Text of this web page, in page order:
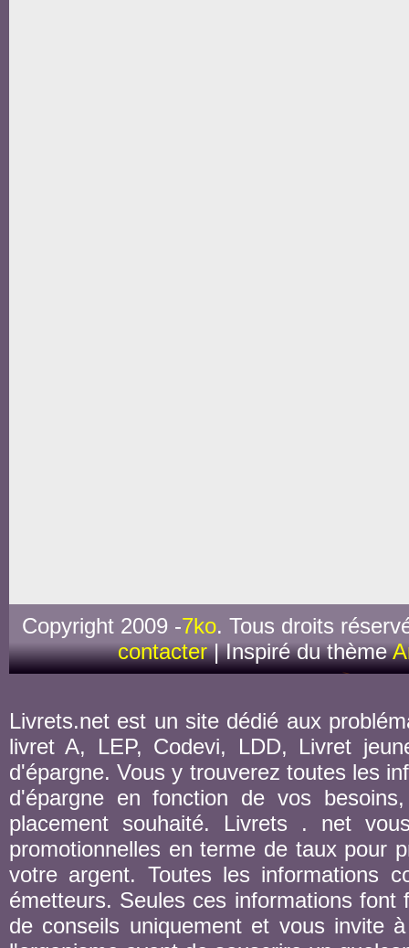
Copyright 2009 -7ko. Tous droits
contacter| Inspiré du thème
Livrets.net est un site dédié aux
livret A, LEP, Codevi, LDD, Livret
d'épargne. Vous y trouverez toutes les
d'épargne en fonction de vos
placement souhaité. Livrets . net
promotionnelles en terme de taux pour
votre argent. Toutes les informations
émetteurs. Seules ces informations
de conseils uniquement et vous invite